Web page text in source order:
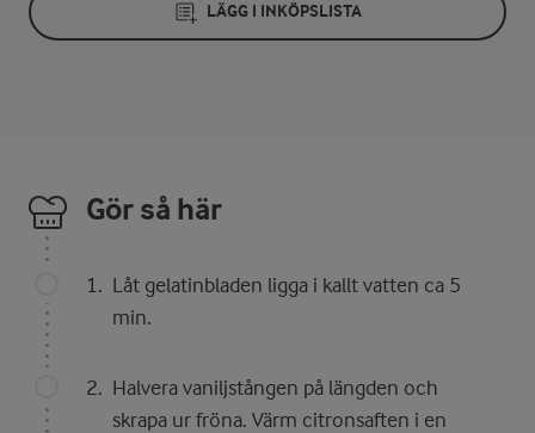
LÄGG I INKÖPSLISTA
Gör så här
Låt gelatinbladen ligga i kallt vatten ca 5
min.
Halvera vaniljstången på längden och
skrapa ur fröna. Värm citronsaften i en